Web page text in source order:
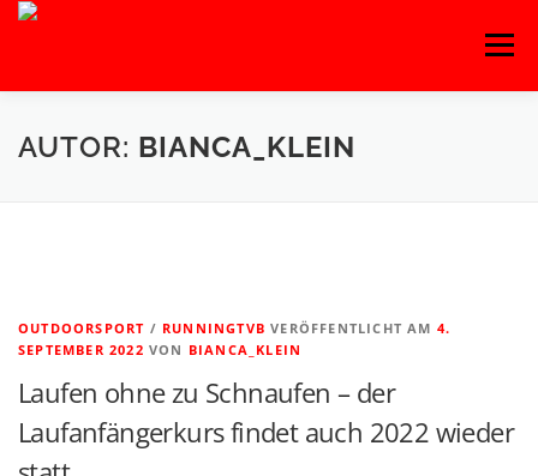
Zum
Menü
HOME BLOG BASKETBALL
OUTDOORSPORT
TURNEN VOLLEYBALL
AUTOR: BIANCA_KLEIN
OUTDOORSPORT / RUNNINGTVB VERÖFFENTLICHT AM 4.
SEPTEMBER 2022 VON BIANCA_KLEIN
Laufen ohne zu Schnaufen – der
Laufanfängerkurs findet auch 2022 wieder